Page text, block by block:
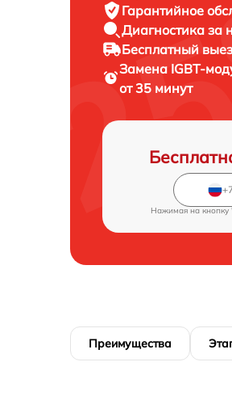
Гарантийное
Диагностика за
Бесплатный
Замена IGBT-
от 35 минут
Нажимая на кнопку
Преимущества